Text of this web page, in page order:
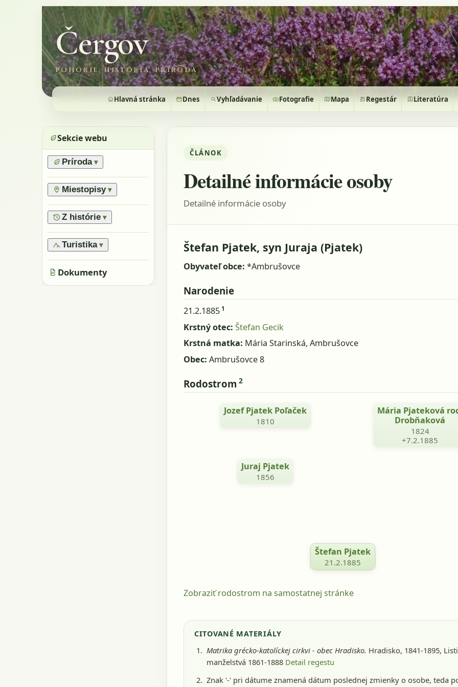
Čergov
POHORIE, HISTÓRIA, PRÍRODA
Hlavná stránka Dnes Vyhľadávanie Fotografie Mapa Regestár Literatúra
Sekcie webu
Príroda ▾
›Prírodné pomery
› Lesy
›Flóra
›Výnimočné stromy
Miestopisy ▾
›Prírodné rezervácie
›Vrchy
›Pamiatky
›Skaly, kamene
Z histórie ▾
›Všeobecne
›Obyvatelia
Turistika ▾
›Značené trasy
›Neznačené trasy
Dokumenty
ČLÁNOK
Detailné informácie osoby
Detailné informácie osoby
Štefan Pjatek, syn Juraja (Pjatek)
Obyvateľ obce: *Ambrušovce
Narodenie
21.2.18851
Krstný otec: Štefan Gecik
Krstná matka: Mária Starinská, Ambrušovce
Obec: Ambrušovce 8
Rodostrom 2
Jozef Pjatek Poľaček
1810
Mária Pjateková
Drobňaková
1824
+7.2.1885
Juraj Pjatek
1856
Štefan Pjatek
21.2.1885
Zobraziť rodostrom na samostatnej stránke
CITOVANÉ MATERIÁLY
Matrika grécko-katolíckej cirkvi - obec Hradisko. Hradisko, 1841-1895,
manželstvá 1861-1888 Detail regestu
Znak '-' pri dátume znamená dátum poslednej zmienky o osobe, teda